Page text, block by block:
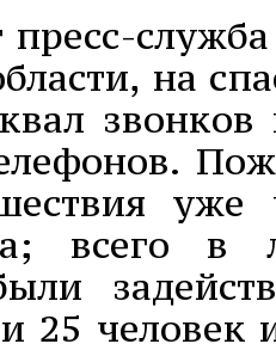
пресс-
на
уже
всего в
25 человек